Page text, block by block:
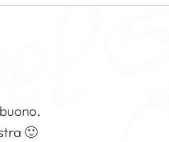
🙂